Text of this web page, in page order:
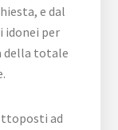
e dal
idonei per
della totale
ad